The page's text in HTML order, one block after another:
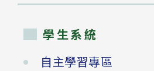
學生系統
自主學習專區